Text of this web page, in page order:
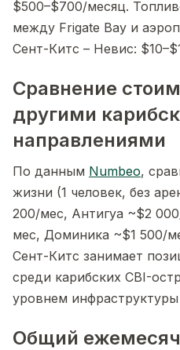
$500–$700/месяц.
между Frigate Bay и
Сент-Китс – Невис:
Сравнение
другими
направлениями
По данным Numbeo,
жизни (1 человек, без
200/мес, Антигуа ~$2
мес, Доминика ~$1 500/
Сент-Китс занимает
среди карибских CBI-
уровнем
Общий